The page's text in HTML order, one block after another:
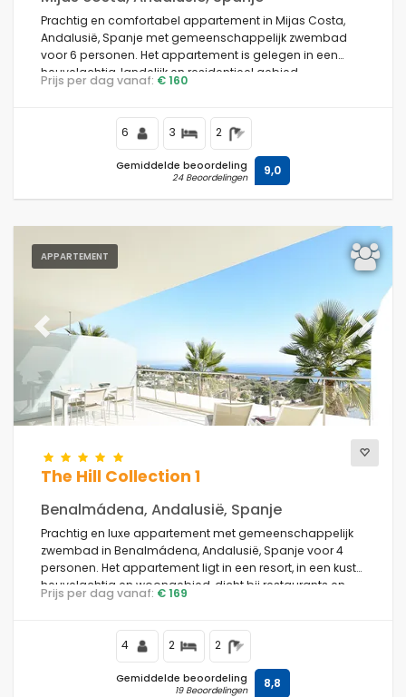
Prachtig en comfortabel appartement in Mijas Costa,
Andalusië, Spanje met gemeenschappelijk zwembad
voor 6 personen. Het appartement is gelegen in een
heuvelachtig, landelijk en residentieel gebied.
Prijs per dag vanaf: € 160
6 3 2
Gemiddelde beoordeling
24 Beoordelingen 9,0
APPARTEMENT
Previous Next
The Hill Collection 1
Benalmádena, Andalusië, Spanje
Prachtig en luxe appartement met gemeenschappelijk
zwembad in Benalmádena, Andalusië, Spanje voor 4
personen. Het appartement ligt in een resort, in een kust-,
heuvelachtig en woongebied, dicht bij restaurants en
bars en op 2 km van Carvajal Beach.
Prijs per dag vanaf: € 169
4 2 2
Gemiddelde beoordeling
19 Beoordelingen 8,8